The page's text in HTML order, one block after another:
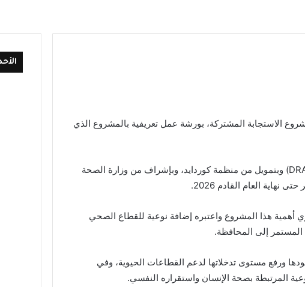
الاستجابة المشتركة، بورشة عمل تعريفية بالمشروع الذي
يُنفذ المشروع بالشراكة مع التحالف الهولندي للإغاثة (DRA) وبتمويل من منظمة كوردايد، وبإشراف من وزارة الصحة
العام القادم 2026.
أهمية هذا المشروع واعتبره إضافة نوعية للقطاع الصحي
المستمر إلى المحافظة.
ورفع مستوى تدخلاتها لدعم القطاعات الحيوية، وفي
المرتبطة بصحة الإنسان واستقراره النفسي.